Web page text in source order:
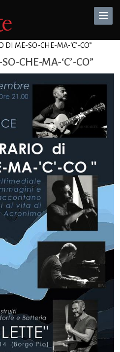
Toggle
DI ME-SO-CHE-MA-‘C’-CO”
CHE-MA-‘C’-CO”